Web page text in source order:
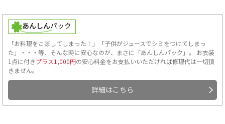
「お料理をこぼしてしまった！」「子供がジュースでシミをつけてしまっ
た」・・・等、そんな時に安心なのが、まさに「あんしんパック」。 お衣装
1点に付きプラス1,000円の安心料金をお支払いいただければ修理代は一切頂
きません。
詳細はこちら